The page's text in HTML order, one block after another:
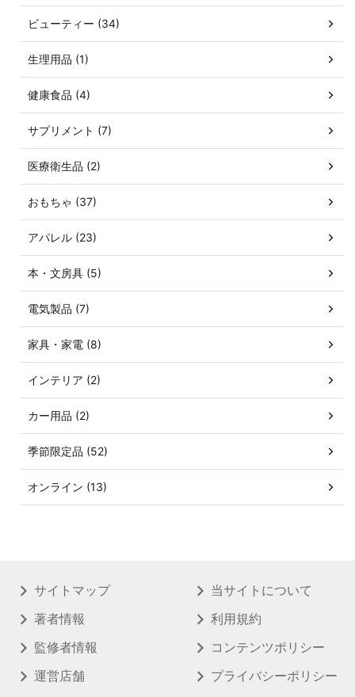
ビューティー (34)
生理用品 (1)
健康食品 (4)
サプリメント (7)
医療衛生品 (2)
おもちゃ (37)
アパレル (23)
本・文房具 (5)
電気製品 (7)
家具・家電 (8)
インテリア (2)
カー用品 (2)
季節限定品 (52)
オンライン (13)
サイトマップ
著者情報
監修者情報
運営店舗
当サイトについて
利用規約
コンテンツポリシー
プライバシーポリシー